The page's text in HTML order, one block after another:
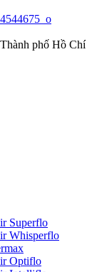
phố Hồ Chí
Superflo
Whisperflo
Optiflo